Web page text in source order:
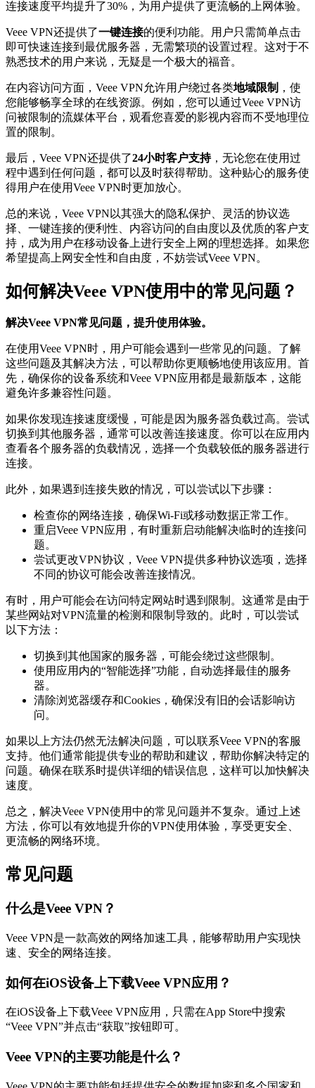
连接速度平均提升了30%，为用户提供了更流畅的上网体验。
Veee VPN还提供了一键连接的便利功能。用户只需简单点击
即可快速连接到最优服务器，无需繁琐的设置过程。这对于不
熟悉技术的用户来说，无疑是一个极大的福音。
在内容访问方面，Veee VPN允许用户绕过各类地域限制 ，使
您能够畅享全球的在线资源。例如，您可以通过Veee VPN访
问被限制的流媒体平台，观看您喜爱的影视内容而不受地理位
置的限制。
最后，Veee VPN还提供了24小时客户支持，无论您在使用过
程中遇到任何问题，都可以及时获得帮助。这种贴心的服务使
得用户在使用Veee VPN时更加放心。
总的来说，Veee VPN以其强大的隐私保护、灵活的协议选
择、一键连接的便利性、内容访问的自由度以及优质的客户支
持，成为用户在移动设备上进行安全上网的理想选择。如果您
希望提高上网安全性和自由度，不妨尝试Veee VPN。
如何解决Veee VPN使用中的常见问题？
解决Veee VPN常见问题，提升使用体验。
在使用Veee VPN时，用户可能会遇到一些常见的问题。了解
这些问题及其解决方法，可以帮助你更顺畅地使用该应用。首
先，确保你的设备系统和Veee VPN应用都是最新版本，这能
避免许多兼容性问题。
如果你发现连接速度缓慢，可能是因为服务器负载过高。尝试
切换到其他服务器，通常可以改善连接速度。你可以在应用内
查看各个服务器的负载情况，选择一个负载较低的服务器进行
连接。
此外，如果遇到连接失败的情况，可以尝试以下步骤：
检查你的网络连接，确保Wi-Fi或移动数据正常工作。
重启Veee VPN应用，有时重新启动能解决临时的连接问
题。
尝试更改VPN协议，Veee VPN提供多种协议选项，选择
不同的协议可能会改善连接情况。
有时，用户可能会在访问特定网站时遇到限制。这通常是由于
某些网站对VPN流量的检测和限制导致的。此时，可以尝试
以下方法：
切换到其他国家的服务器，可能会绕过这些限制。
使用应用内的“智能选择”功能，自动选择最佳的服务
器。
清除浏览器缓存和Cookies，确保没有旧的会话影响访
问。
如果以上方法仍然无法解决问题，可以联系Veee VPN的客服
支持。他们通常能提供专业的帮助和建议，帮助你解决特定的
问题。确保在联系时提供详细的错误信息，这样可以加快解决
速度。
总之，解决Veee VPN使用中的常见问题并不复杂。通过上述
方法，你可以有效地提升你的VPN使用体验，享受更安全、
更流畅的网络环境。
常见问题
什么是Veee VPN？
Veee VPN是一款高效的网络加速工具，能够帮助用户实现快
速、安全的网络连接。
如何在iOS设备上下载Veee VPN应用？
在iOS设备上下载Veee VPN应用，只需在App Store中搜索
“Veee VPN”并点击“获取”按钮即可。
Veee VPN的主要功能是什么？